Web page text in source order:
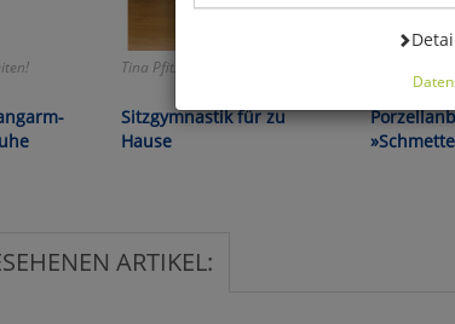
Tina Pfitzner
Sitzgymnastik für zu
Hause
ARTIKEL:
Cookies ablehnen, wird Ihr
fortgeführt. Bitte beachten Sie,